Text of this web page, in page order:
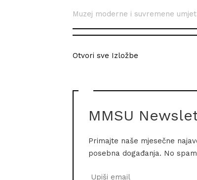
Muzej moderne i suvremene
Otvori sve Izložbe
MMSU
Primajte naše mjesečne
posebna događanja. No